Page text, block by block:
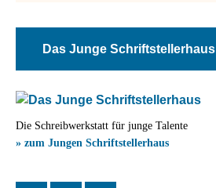
Das Junge Schriftstellerhaus
Die Schreibwerkstatt für junge Talente
» zum Jungen Schriftstellerhaus